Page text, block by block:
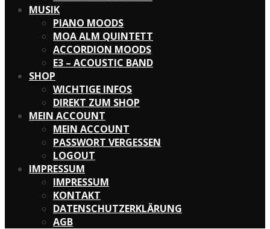
MUSIK
PIANO MOODS
MOA ALM QUINTETT
ACCORDION MOODS
E3 – ACOUSTIC BAND
SHOP
WICHTIGE INFOS
DIREKT ZUM SHOP
MEIN ACCOUNT
MEIN ACCOUNT
PASSWORT VERGESSEN
LOGOUT
IMPRESSUM
IMPRESSUM
KONTAKT
DATENSCHUTZERKLÄRUNG
AGB